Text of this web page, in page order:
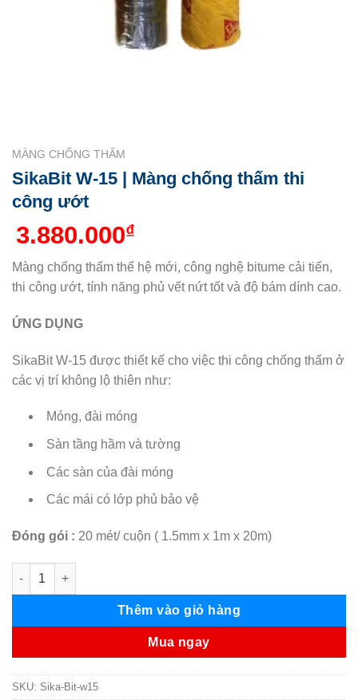
MÀNG CHỐNG THẤM
SikaBit W-15 | Màng chống thấm thi
công ướt
3.880.000₫
Màng chống thấm thế hệ mới, công nghệ bitume cải tiến,
thi công ướt, tính năng phủ vết nứt tốt và độ bám dính cao.
ỨNG DỤNG
SikaBit W-15 được thiết kế cho việc thi công chống thấm ở
các vị trí không lộ thiên như:
Móng, đài móng
Sàn tầng hầm và tường
Các sàn của đài móng
Các mái có lớp phủ bảo vệ
Đóng gói : 20 mét/ cuộn ( 1.5mm x 1m x 20m)
SikaBit W-15 | Màng chống thấm thi công ướt số lượng
Thêm vào giỏ hàng
Mua ngay
SKU: Sika-Bit-w15